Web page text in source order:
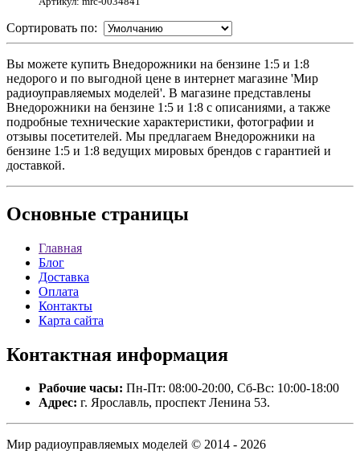
Сортировать по:
Вы можете купить Внедорожники на бензине 1:5 и 1:8
недорого и по выгодной цене в интернет магазине 'Мир
радиоуправляемых моделей'. В магазине представлены
Внедорожники на бензине 1:5 и 1:8 с описаниями, а также
подробные технические характеристики, фотографии и
отзывы посетителей. Мы предлагаем Внедорожники на
бензине 1:5 и 1:8 ведущих мировых брендов с гарантией и
доставкой.
Основные страницы
Главная
Блог
Доставка
Оплата
Контакты
Карта сайта
Контактная информация
Рабочие часы: Пн-Пт: 08:00-20:00, Сб-Вс: 10:00-18:00
Адрес: г. Ярославль, проспект Ленина 53.
Мир радиоуправляемых моделей © 2014 - 2026